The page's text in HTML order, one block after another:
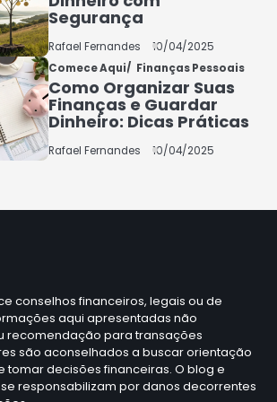
COMO INVESTIR COM
POUCO DINHEIRO 2025
Rafael Fernandes
Segurança
Rafael Fernandes
10/04/2025
Comece Aqui
Finanças Pessoais
Como Organizar Suas
Finanças e Guardar
Dinheiro: Dicas Práticas
Rafael Fernandes 10/04/2025
conselhos financeiros, legais ou de
aqui apresentadas não
recomendação para transações
são aconselhados a buscar orientação
tomar decisões financeiras. O blog e
responsabilizam por danos decorrentes